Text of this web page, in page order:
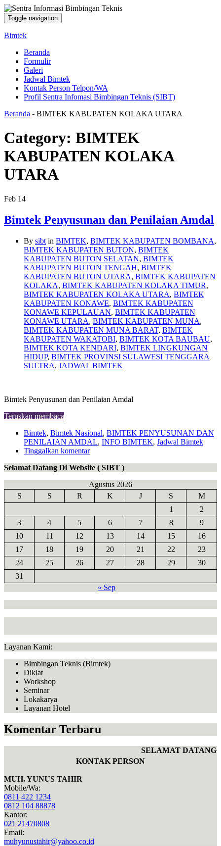
Toggle navigation
Bimtek
Beranda
Formulir
Galeri
Jadwal Bimtek
Kontak Person Telpon/WA
Profil Sentra Infomasi Bimbingan Teknis (SIBT)
Beranda - BIMTEK KABUPATEN KOLAKA UTARA
Category: BIMTEK
KABUPATEN KOLAKA
UTARA
Feb 14
Bimtek Penyusunan dan Penilaian Amdal
By sibt in BIMTEK, BIMTEK KABUPATEN BOMBANA,
BIMTEK KABUPATEN BUTON, BIMTEK
KABUPATEN BUTON SELATAN, BIMTEK
KABUPATEN BUTON TENGAH, BIMTEK
KABUPATEN BUTON UTARA, BIMTEK KABUPATEN
KOLAKA, BIMTEK KABUPATEN KOLAKA TIMUR,
BIMTEK KABUPATEN KOLAKA UTARA, BIMTEK
KABUPATEN KONAWE, BIMTEK KABUPATEN
KONAWE KEPULAUAN, BIMTEK KABUPATEN
KONAWE UTARA, BIMTEK KABUPATEN MUNA,
BIMTEK KABUPATEN MUNA BARAT, BIMTEK
KABUPATEN WAKATOBI, BIMTEK KOTA BAUBAU,
BIMTEK KOTA KENDARI, BIMTEK LINGKUNGAN
HIDUP, BIMTEK PROVINSI SULAWESI TENGGARA
SULTRA, JADWAL BIMTEK
Bimtek Penyusunan dan Penilaian Amdal
Teruskan membaca
Bimtek, Bimtek Nasional, BIMTEK PENYUSUNAN DAN
PENILAIAN AMDAL, INFO BIMTEK, Jadwal Bimtek
Tinggalkan komentar
Selamat Datang Di Website ( SIBT )
Agustus 2026
S
S R K J S
M
1
2
3
4 5 6 7 8
9
10
11 12 13 14 15
16
17
18 19 20 21 22
23
24
25 26 27 28 29
30
31
« Sep
Layanan Kami:
Bimbingan Teknis (Bimtek)
Diklat
Workshop
Seminar
Lokakarya
Layanan Hotel
Komentar Terbaru
SELAMAT DATANG
KONTAK PERSON
MUH. YUNUS TAHIR
Mobile/Wa:
0811 422 1234
0812 104 88878
Kantor:
021 21470808
Email:
muhyunustahir@yahoo.co.id